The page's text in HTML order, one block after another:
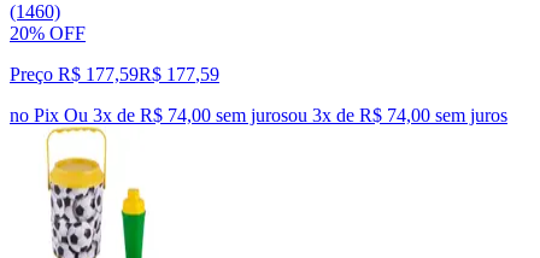
(1460)
20% OFF
Preço R$ 177,59R$ 177,59
no Pix Ou 3x de R$ 74,00 sem jurosou 3x de R$ 74,00 sem juros